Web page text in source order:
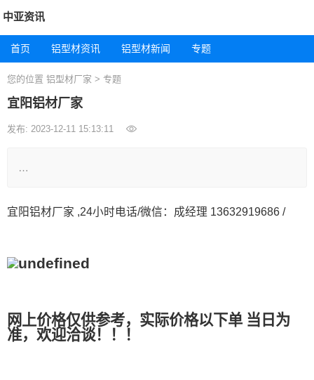
中亚资讯
首页 铝型材资讯 铝型材新闻 专题
您的位置 铝型材厂家 > 专题
宜阳铝材厂家
发布: 2023-12-11 15:13:11
…
宜阳铝材厂家 ,24小时电话/微信：成经理 13632919686 /
网上价格仅供参考，实际价格以下单 当日为
准，欢迎洽谈！！！